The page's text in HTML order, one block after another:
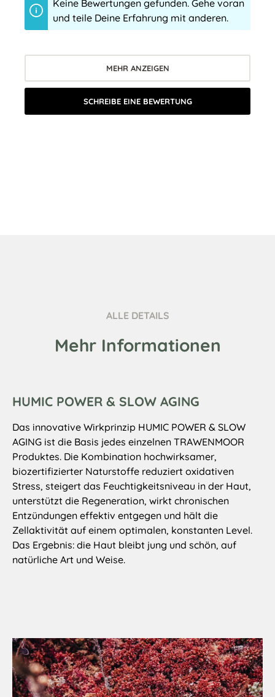
Keine Bewertungen gefunden. Gehe voran
und teile Deine Erfahrung mit anderen.
MEHR ANZEIGEN
SCHREIBE EINE BEWERTUNG
ALLE DETAILS
Mehr Informationen
HUMIC POWER & SLOW AGING
Das innovative Wirkprinzip HUMIC POWER & SLOW
AGING ist die Basis jedes einzelnen TRAWENMOOR
Produktes. Die Kombination hochwirksamer,
biozertifizierter Naturstoffe reduziert oxidativen
Stress, steigert das Feuchtigkeitsniveau in der Haut,
unterstützt die Regeneration, wirkt chronischen
Entzündungen effektiv entgegen und hält die
Zellaktivität auf einem optimalen, konstanten Level.
Das Ergebnis: die Haut bleibt jung und schön, auf
natürliche Art und Weise.